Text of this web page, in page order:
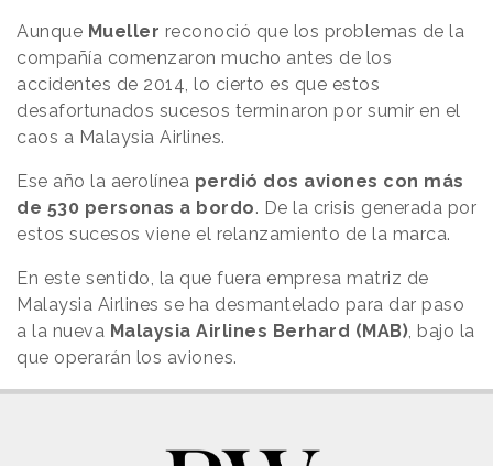
Aunque Mueller reconoció que los problemas de la
compañía comenzaron mucho antes de los
accidentes de 2014, lo cierto es que estos
desafortunados sucesos terminaron por sumir en el
caos a Malaysia Airlines.
Ese año la aerolínea perdió dos aviones con más
de 530 personas a bordo. De la crisis generada por
estos sucesos viene el relanzamiento de la marca.
En este sentido, la que fuera empresa matriz de
Malaysia Airlines se ha desmantelado para dar paso
a la nueva Malaysia Airlines Berhard (MAB), bajo la
que operarán los aviones.